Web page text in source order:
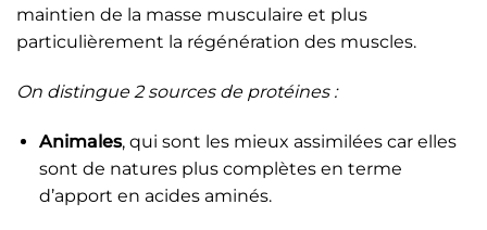
maintien de la masse musculaire et plus
particulièrement la régénération des muscles.
On distingue 2 sources de protéines :
Animales, qui sont les mieux assimilées car elles
sont de natures plus complètes en terme
d’apport en acides aminés.